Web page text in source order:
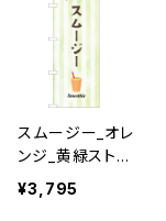
スムージー_オレ
ンジ_黄緑ストラ
イプ のぼり旗
¥3,795